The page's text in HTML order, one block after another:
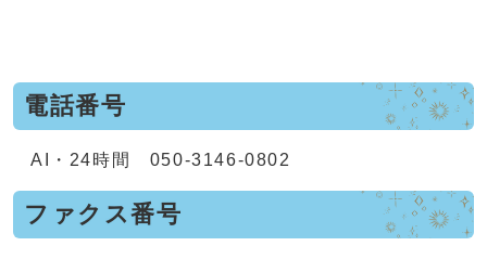
電話番号
AI・24時間 050-3146-0802
ファクス番号